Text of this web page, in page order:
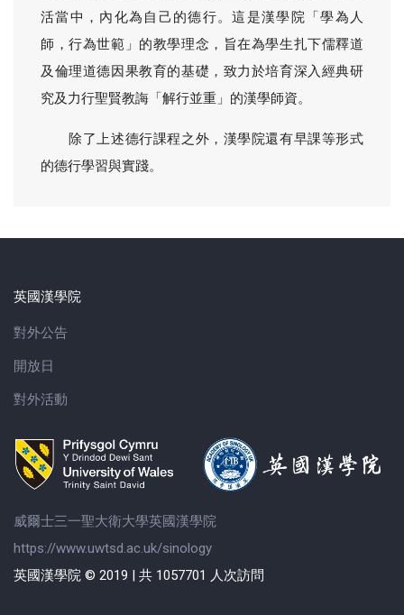
活當中，內化為自己的德行。這是漢學院「學為人
師，行為世範」的教學理念，旨在為學生扎下儒釋道
及倫理道德因果教育的基礎，致力於培育深入經典研
究及力行聖賢教誨「解行並重」的漢學師資。
除了上述德行課程之外，漢學院還有早課等形式
的德行學習與實踐。
威爾士三一聖大衛大學英國漢學院
https://www.uwtsd.ac.uk/sinology
英國漢學院 © 2019 | 共 1057701 人次訪問
英國漢學院
對外公告
開放日
對外活動